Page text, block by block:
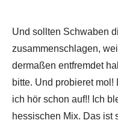
Und sollten Schwaben
zusammenschlagen,
dermaßen entfremdet
bitte. Und probieret mol!
ich hör schon auf!! Ich
hessischen Mix. Das ist